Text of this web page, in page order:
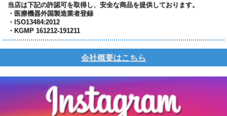
当店は下記の許認可を取得し、安全な商品を提供しております。
・医療機器外国製造業者登録
・ISO13484:2012
・KGMP 161212-191211
会社概要はこちら